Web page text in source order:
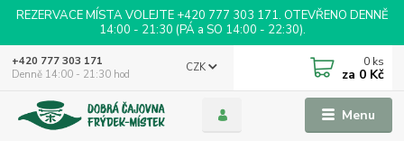
REZERVACE MÍSTA VOLEJTE +420 777 303 171. OTEVŘENO DENNĚ
14:00 - 21:30 (PÁ a SO 14:00 - 22:30).
Menu
CZK
+420 777 303 171
Denně 14:00 - 21:30 hod
0 ks
za 0 Kč